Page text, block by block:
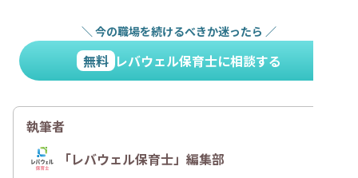
＼ 今の職場を続けるべきか迷ったら ／
無料 レバウェル保育士に相談する
執筆者
「レバウェル保育士」編集部